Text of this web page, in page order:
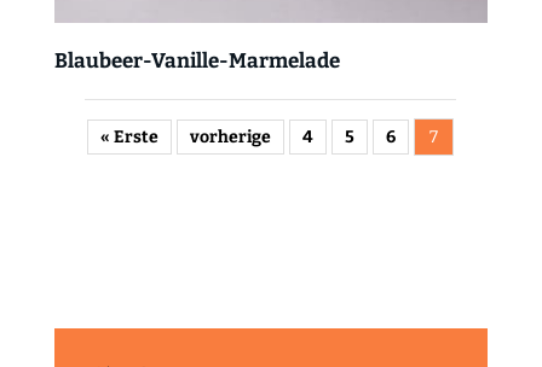
Blaubeer-Vanille-Marmelade
« Erste vorherige 4 5 6 7